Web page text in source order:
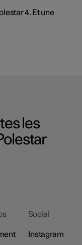
4. Et une
les
Social
Instagram